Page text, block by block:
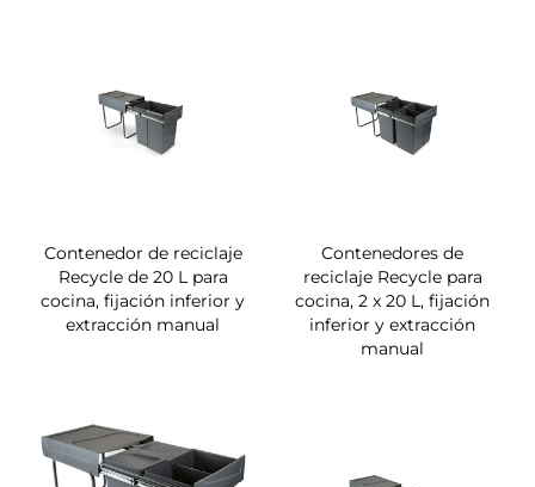
Contenedor de reciclaje
Recycle de 20 L para
cocina, fijación inferior y
extracción manual
Contenedores de
reciclaje Recycle para
cocina, 2 x 20 L, fijación
inferior y extracción
manual